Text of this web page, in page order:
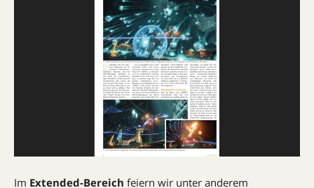
Im Extended-Bereich feiern wir unter anderem